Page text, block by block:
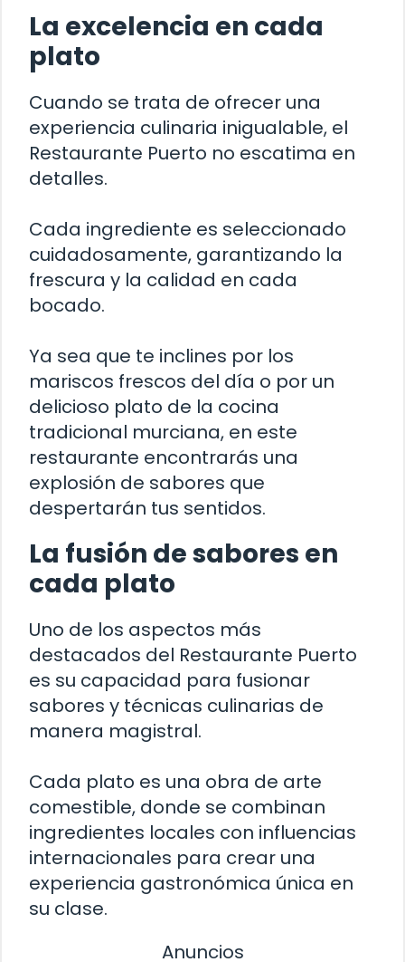
La excelencia en cada
plato
Cuando se trata de ofrecer una
experiencia culinaria inigualable, el
Restaurante Puerto no escatima en
detalles.
Cada ingrediente es seleccionado
cuidadosamente, garantizando la
frescura y la calidad en cada
bocado.
Ya sea que te inclines por los
mariscos frescos del día o por un
delicioso plato de la cocina
tradicional murciana, en este
restaurante encontrarás una
explosión de sabores que
despertarán tus sentidos.
La fusión de sabores en
cada plato
Uno de los aspectos más
destacados del Restaurante Puerto
es su capacidad para fusionar
sabores y técnicas culinarias de
manera magistral.
Cada plato es una obra de arte
comestible, donde se combinan
ingredientes locales con influencias
internacionales para crear una
experiencia gastronómica única en
su clase.
Anuncios